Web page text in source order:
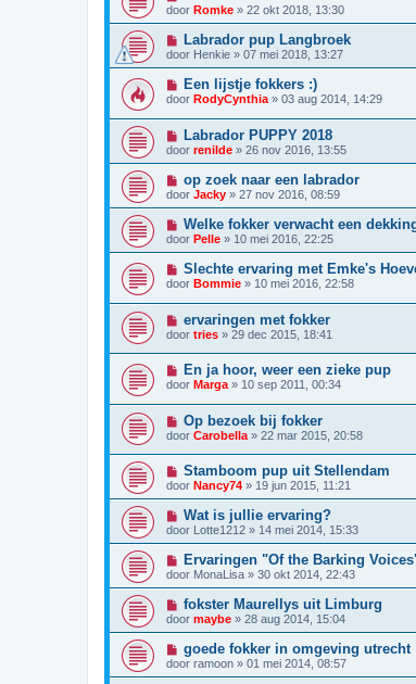
door Romke » 22 okt 2018, 13:30
Labrador pup Langbroek
door Henkie » 07 mei 2018, 13:27
Een lijstje fokkers :)
door RodyCynthia » 03 aug 2014, 14:29
Labrador PUPPY 2018
door renilde » 26 nov 2016, 13:55
op zoek naar een labrador
door Jacky » 27 nov 2016, 08:59
Welke fokker verwacht een
door Pelle » 10 mei 2016, 22:25
Slechte ervaring met Emke's
door Bommie » 10 mei 2016, 22:58
ervaringen met fokker
door tries » 29 dec 2015, 18:41
En ja hoor, weer een zieke pup
door Marga » 10 sep 2011, 00:34
Op bezoek bij fokker
door Carobella » 22 mar 2015, 20:58
Stamboom pup uit Stellendam
door Nancy74 » 19 jun 2015, 11:21
Wat is jullie ervaring?
door Lotte1212 » 14 mei 2014, 15:33
Ervaringen "Of the Barking
door MonaLisa » 30 okt 2014, 22:43
fokster Maurellys uit Limburg
door maybe » 28 aug 2014, 15:04
goede fokker in omgeving utrecht
door ramoon » 01 mei 2014, 08:57